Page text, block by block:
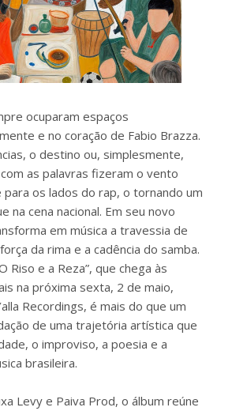
ocuparam espaços
e no coração de Fabio Brazza.
o destino ou, simplesmente,
as palavras fizeram o vento
os lados do rap, o tornando um
na cena nacional. Em seu novo
em música a travessia de
da rima e a cadência do samba.
Riso e a Reza”, que chega às
na próxima sexta, 2 de maio,
Recordings, é mais do que um
de uma trajetória artística que
o improviso, a poesia e a
brasileira.
Levy e Paiva Prod, o álbum reúne